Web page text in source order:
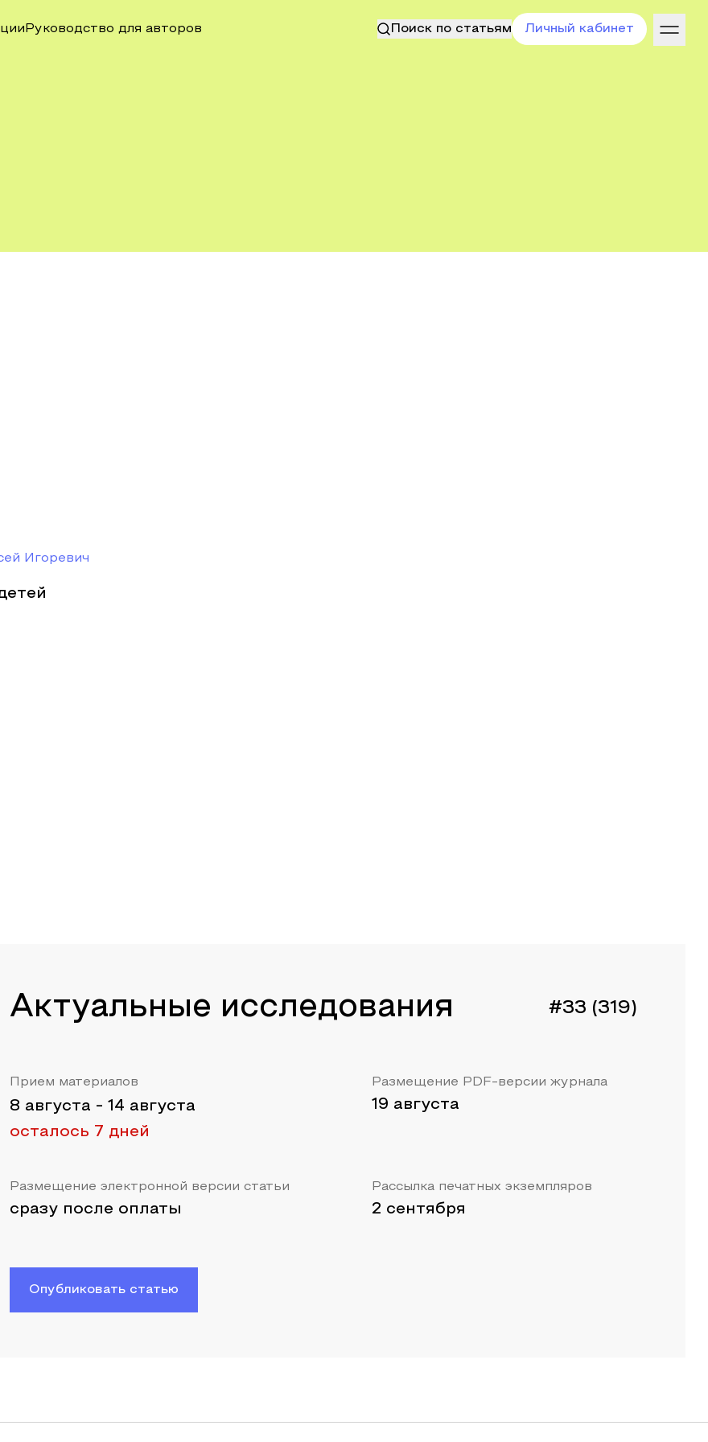
Руководство для авторов Поиск по статьям Личный кабинет
Игоревич
Актуальные исследования #33 (319)
Прием материалов
8 августа - 14 августа
осталось 7 дней
Размещение PDF-версии журнала
19 августа
Размещение электронной версии статьи
сразу после оплаты
Рассылка печатных экземпляров
2 сентября
Опубликовать статью